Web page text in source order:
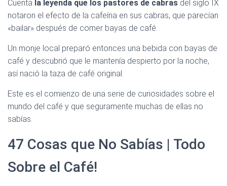
V
E
C
I
Ó
Cuenta la leyenda que los pastores de cabras del siglo IX
notaron el efecto de la cafeína en sus cabras, que parecían
«bailar» después de comer bayas de café.
Un monje local preparó entonces una bebida con bayas de
café y descubrió que le mantenía despierto por la noche,
así nació la taza de café original.
Este es el comienzo de una serie de curiosidades sobre el
mundo del café y que seguramente muchas de ellas no
sabías.
47 Cosas que No Sabías | Todo
Sobre el Café!